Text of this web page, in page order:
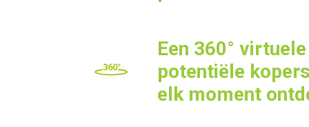
Een 360°
potentiële
elk moment